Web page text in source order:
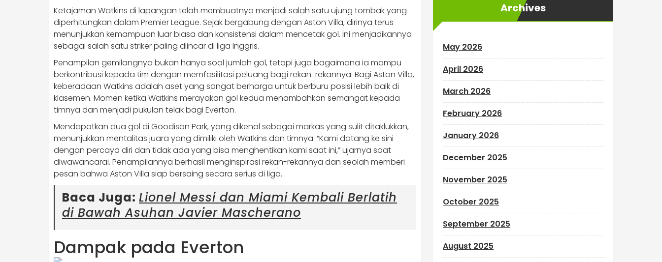
Ketajaman Watkins di lapangan telah membuatnya menjadi salah satu ujung tombak yang
diperhitungkan dalam Premier League. Sejak bergabung dengan Aston Villa, dirinya terus
menunjukkan kemampuan luar biasa dan konsistensi dalam mencetak gol. Ini menjadikannya
sebagai salah satu striker paling diincar di liga Inggris.
Penampilan gemilangnya bukan hanya soal jumlah gol, tetapi juga bagaimana ia mampu
berkontribusi kepada tim dengan memfasilitasi peluang bagi rekan-rekannya. Bagi Aston Villa,
keberadaan Watkins adalah aset yang sangat berharga untuk berburu posisi lebih baik di
klasemen. Momen ketika Watkins merayakan gol kedua menambahkan semangat kepada
timnya dan menjadi pukulan telak bagi Everton.
Mendapatkan dua gol di Goodison Park, yang dikenal sebagai markas yang sulit ditaklukkan,
menunjukkan mentalitas juara yang dimiliki oleh Watkins dan timnya. “Kami datang ke sini
dengan percaya diri dan tidak ada yang bisa menghentikan kami saat ini,” ujarnya saat
diwawancarai. Penampilannya berhasil menginspirasi rekan-rekannya dan seolah memberi
pesan bahwa Aston Villa siap bersaing secara serius di liga.
Baca Juga: Lionel Messi dan Miami Kembali Berlatih
di Bawah Asuhan Javier Mascherano
Dampak pada Everton
Archives
May 2026
April 2026
March 2026
February 2026
January 2026
December 2025
November 2025
October 2025
September 2025
August 2025